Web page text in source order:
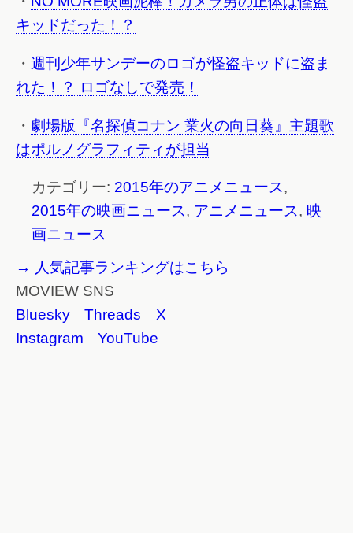
キッドだった！？
・ 週刊少年サンデーのロゴが怪盗キッドに盗ま
れた！？ ロゴなしで発売！
・ 劇場版『名探偵コナン 業火の向日葵』主題歌
はポルノグラフィティが担当
カテゴリー: 2015年のアニメニュース,
2015年の映画ニュース, アニメニュース, 映
画ニュース
→ 人気記事ランキングはこちら
MOVIEW SNS
Bluesky
Threads
X
Instagram
YouTube